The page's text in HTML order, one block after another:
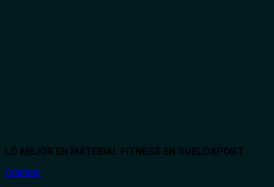
LO MEJOR EN MATERIAL FITNESS EN SUELOSPORT
¡Vamos!